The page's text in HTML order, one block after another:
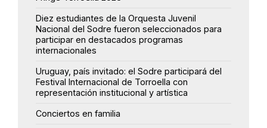
Diez estudiantes de la Orquesta Juvenil
Nacional del Sodre fueron seleccionados para
participar en destacados programas
internacionales
Uruguay, país invitado: el Sodre participará del
Festival Internacional de Torroella con
representación institucional y artística
Conciertos en familia